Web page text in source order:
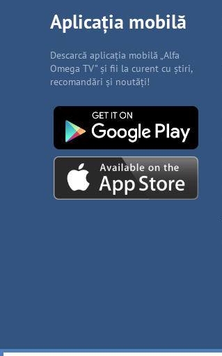
Aplicația mobilă
Descarcă aplicația mobilă „Alfa
Omega TV” și fii la curent cu știri,
recomandări și noutăți!